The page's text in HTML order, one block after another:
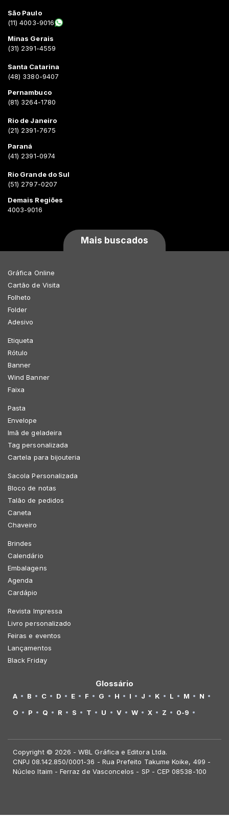
São Paulo
(11) 4003-9016
Minas Gerais
(31) 2391-4559
Santa Catarina
(48) 3380-9407
Pernambuco
(81) 3264-1780
Rio de Janeiro
(21) 2391-7675
Paraná
(41) 2391-0974
Rio Grande do Sul
(51) 2797-0207
Demais Regiões
4003-9016
Mais buscados
Gráfica Online
Cartão de Visita
Folheto
Folder
Adesivo
Etiqueta
Rótulo
Banner
Wind Banner
Faixa
Pasta
Envelope
Imã de geladeira
Tag personalizada
Cartela para bijouteria
Sacola Personalizada
Bloco de notas
Talão de pedidos
Caneta
Chaveiro
Brindes
Calendário
Embalagens
Agenda
Cardápio
Revista Impressa
Livro personalizado
Feiras e eventos
Lançamentos
Black Friday
Glossário
A B C D E F G H I J K L M
N
O
P Q R S T U V W X Z 0-9
Copyright © 2026 - WBL Gráfica e Editora Ltda.
CNPJ 08.142.850/0001-36 - Rua Prefeito Takume Koike, 499 -
Núcleo Itaim - Ferraz de Vasconcelos - SP - CEP 08538-100